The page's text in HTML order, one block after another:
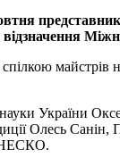
науки
Олесь